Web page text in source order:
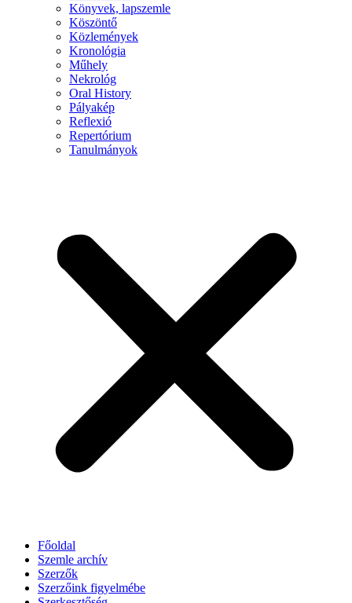
Könyvek, lapszemle
Köszöntő
Közlemények
Kronológia
Műhely
Nekrológ
Oral History
Pályakép
Reflexió
Repertórium
Tanulmányok
Főoldal
Szemle archív
Szerzők
Szerzőink figyelmébe